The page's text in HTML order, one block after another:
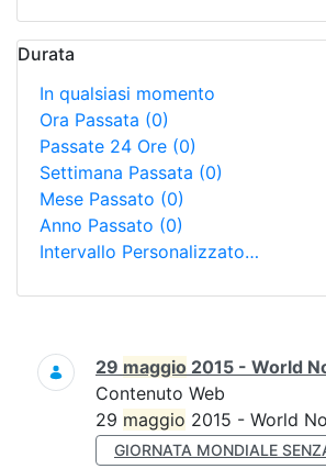
Durata
In qualsiasi momento
Ora Passata (0)
Passate 24 Ore (0)
Settimana Passata (0)
Mese Passato (0)
Anno Passato (0)
Intervallo Personalizzato…
Ricerca
29 maggio 2015 - World
Contenuto Web
29 maggio 2015 - World
GIORNATA MONDIALE